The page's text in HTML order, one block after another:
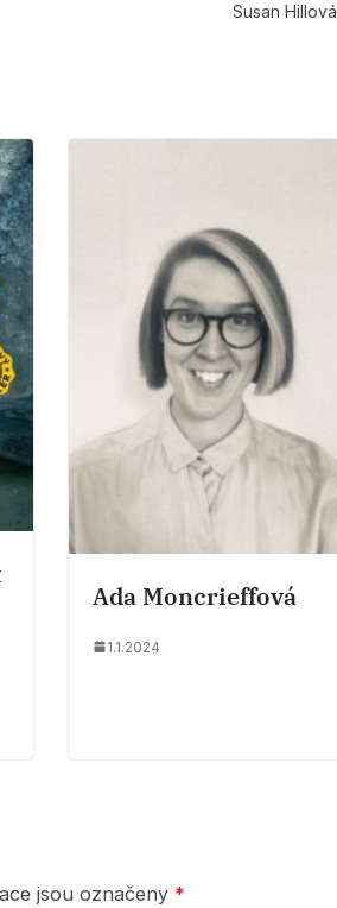
Susan Hillová
Ada Moncrieffová
1.1.2024
jsou označeny *